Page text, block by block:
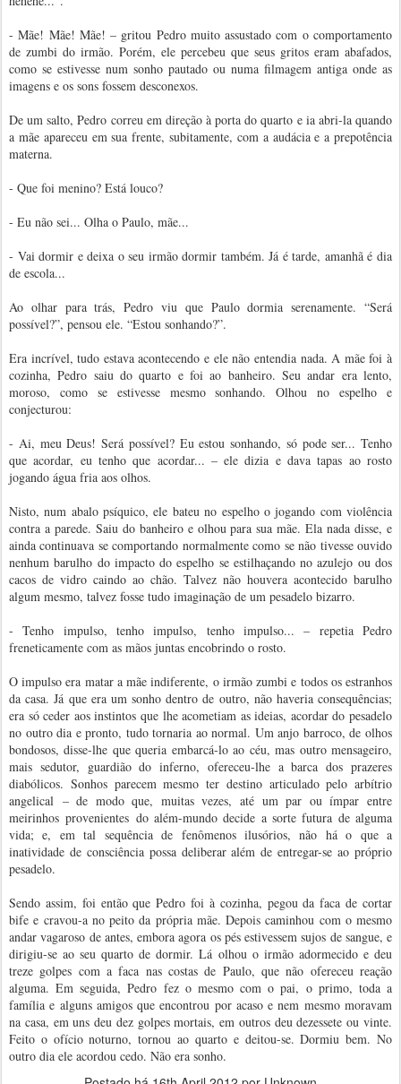
- Mãe! Mãe! Mãe! – gritou Pedro muito assustado com o comportamento
de zumbi do irmão. Porém, ele percebeu que seus gritos eram abafados,
como se estivesse num sonho pautado ou numa filmagem antiga onde as
imagens e os sons fossem desconexos.
De um salto, Pedro correu em direção à porta do quarto e ia abri-la quando
a mãe apareceu em sua frente, subitamente, com a audácia e a prepotência
materna.
- Que foi menino? Está louco?
- Eu não sei... Olha o Paulo, mãe...
- Vai dormir e deixa o seu irmão dormir também. Já é tarde, amanhã é dia
de escola...
Ao olhar para trás, Pedro viu que Paulo dormia serenamente. “Será
possível?”, pensou ele. “Estou sonhando?”.
Era incrível, tudo estava acontecendo e ele não entendia nada. A mãe foi à
cozinha, Pedro saiu do quarto e foi ao banheiro. Seu andar era lento,
moroso, como se estivesse mesmo sonhando. Olhou no espelho e
conjecturou:
- Ai, meu Deus! Será possível? Eu estou sonhando, só pode ser... Tenho
que acordar, eu tenho que acordar... – ele dizia e dava tapas ao rosto
jogando água fria aos olhos.
Nisto, num abalo psíquico, ele bateu no espelho o jogando com violência
contra a parede. Saiu do banheiro e olhou para sua mãe. Ela nada disse, e
ainda continuava se comportando normalmente como se não tivesse ouvido
nenhum barulho do impacto do espelho se estilhaçando no azulejo ou dos
cacos de vidro caindo ao chão. Talvez não houvera acontecido barulho
algum mesmo, talvez fosse tudo imaginação de um pesadelo bizarro.
- Tenho impulso, tenho impulso, tenho impulso... – repetia Pedro
freneticamente com as mãos juntas encobrindo o rosto.
O impulso era matar a mãe indiferente, o irmão zumbi e todos os estranhos
da casa. Já que era um sonho dentro de outro, não haveria consequências;
era só ceder aos instintos que lhe acometiam as ideias, acordar do pesadelo
no outro dia e pronto, tudo tornaria ao normal. Um anjo barroco, de olhos
bondosos, disse-lhe que queria embarcá-lo ao céu, mas outro mensageiro,
mais sedutor, guardião do inferno, ofereceu-lhe a barca dos prazeres
diabólicos. Sonhos parecem mesmo ter destino articulado pelo arbítrio
angelical – de modo que, muitas vezes, até um par ou ímpar entre
meirinhos provenientes do além-mundo decide a sorte futura de alguma
vida; e, em tal sequência de fenômenos ilusórios, não há o que a
inatividade de consciência possa deliberar além de entregar-se ao próprio
pesadelo.
Sendo assim, foi então que Pedro foi à cozinha, pegou da faca de cortar
bife e cravou-a no peito da própria mãe. Depois caminhou com o mesmo
andar vagaroso de antes, embora agora os pés estivessem sujos de sangue, e
dirigiu-se ao seu quarto de dormir. Lá olhou o irmão adormecido e deu
treze golpes com a faca nas costas de Paulo, que não ofereceu reação
alguma. Em seguida, Pedro fez o mesmo com o pai, o primo, toda a
família e alguns amigos que encontrou por acaso e nem mesmo moravam
na casa, em uns deu dez golpes mortais, em outros deu dezessete ou vinte.
Feito o ofício noturno, tornou ao quarto e deitou-se. Dormiu bem. No
outro dia ele acordou cedo. Não era sonho.